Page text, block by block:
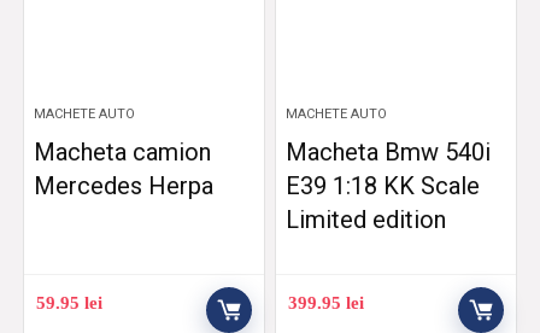
MACHETE AUTO
Macheta camion
Mercedes Herpa
59.95lei
MACHETE AUTO
Macheta Bmw 540i
E39 1:18 KK Scale
Limited edition
399.95lei